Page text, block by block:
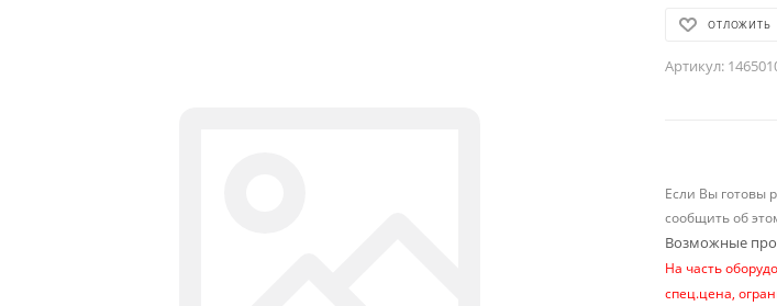
ОТЛОЖИТЬ
Артикул:
Если Вы готовы
сообщить об
Возможные
На часть
спец.цена,